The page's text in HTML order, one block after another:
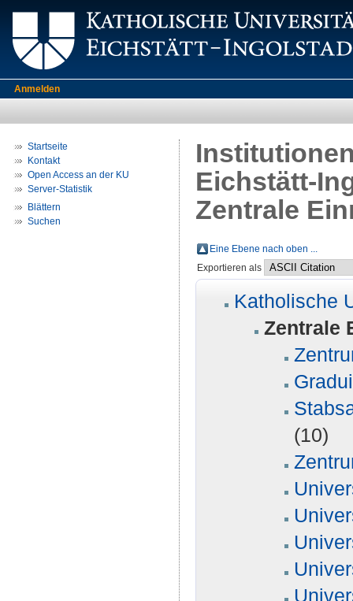
Anmelden
Startseite
Kontakt
Open Access an der KU
Server-Statistik
Blättern
Suchen
Eichstätt-
Zentrale
Eine Ebene nach oben ...
Exportieren als
Katholische
Zentrale
(10)